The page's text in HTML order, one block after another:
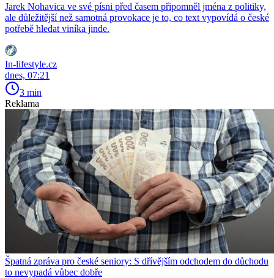
Jarek Nohavica ve své písni před časem připomněl jména z politiky,
ale důležitější než samotná provokace je to, co text vypovídá o české
potřebě hledat viníka jinde.
In-lifestyle.cz
dnes, 07:21
3 min
Reklama
Špatná zpráva pro české seniory: S dřívějším odchodem do důchodu
to nevypadá vůbec dobře